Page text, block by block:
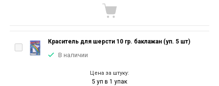
Краситель для шерсти 10 гр. баклажан (уп. 5 шт)
В наличии
Цена за штуку:
5 уп в 1 упак